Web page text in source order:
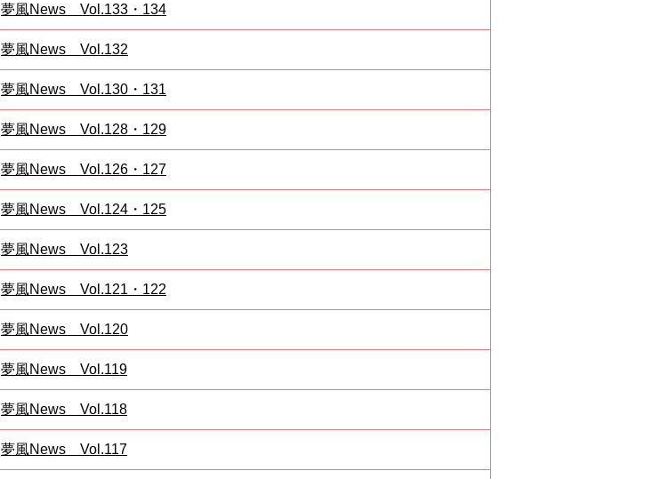
夢風News Vol.133・134
夢風News Vol.132
夢風News Vol.130・131
夢風News Vol.128・129
夢風News Vol.126・127
夢風News Vol.124・125
夢風News Vol.123
夢風News Vol.121・122
夢風News Vol.120
夢風News Vol.119
夢風News Vol.118
夢風News Vol.117